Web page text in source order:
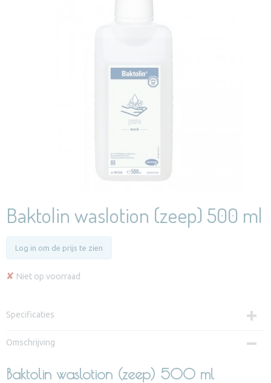
Baktolin waslotion (zeep) 500 ml
Log in om de prijs te zien
✘ Niet op voorraad
Specificaties
Productcode
VZ-DI40100
Omschrijving
Baktolin waslotion (zeep) 500 ml